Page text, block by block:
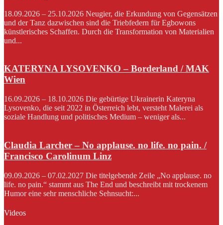
18.09.2026 – 25.10.2026 Neugier, die Erkundung von Gegensätzen
und der Tanz dazwischen sind die Triebfedern für Egbowons
künstlerisches Schaffen. Durch die Transformation von Materialien
und...
KATERYNA LYSOVENKO – Borderland / MAK
Wien
16.09.2026 – 18.10.2026 Die gebürtige Ukrainerin Kateryna
Lysovenko, die seit 2022 in Österreich lebt, versteht Malerei als
soziale Handlung und politisches Medium – weniger als...
Claudia Larcher – No applause. no life. no pain. /
Francisco Carolinum Linz
09.09.2026 – 07.02.2027 Die titelgebende Zeile „No applause. no
life. no pain.“ stammt aus The End und beschreibt mit trockenem
Humor eine sehr menschliche Sehnsucht:...
Videos